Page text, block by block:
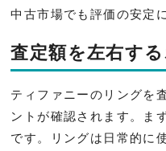
中古市場でも評価の安定
査定額を左右す
ティファニーのリングを
ントが確認されます。ま
です。リングは日常的に